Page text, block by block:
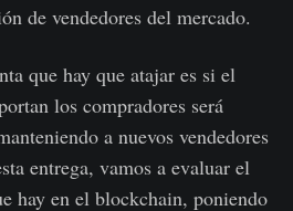
de vendedores del mercado.
que hay que atajar es si el
los compradores será
a nuevos vendedores
entrega, vamos a evaluar el
hay en el blockchain, poniendo